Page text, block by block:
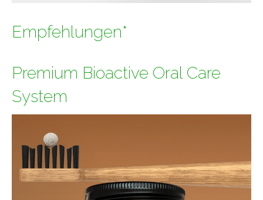
Empfehlungen*
Premium Bioactive Oral Care
System